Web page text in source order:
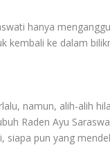
hanya
kembali ke dalam
namun, alih-alih
Raden Ayu
siapa pun yang